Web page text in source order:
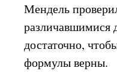
Мендель
различавшимися
достаточно,
формулы верны.